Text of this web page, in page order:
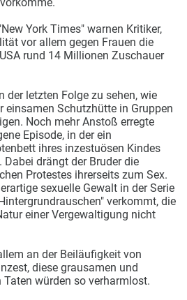
York Times" warnen Kritiker,
vor allem gegen Frauen die
rund 14 Millionen Zuschauer
der letzten Folge zu sehen, wie
einsamen Schutzhütte in Gruppen
Noch mehr Anstoß erregte
Episode, in der ein
ihres inzestuösen Kindes
Dabei drängt der Bruder die
Protestes ihrerseits zum Sex.
sexuelle Gewalt in der Serie
verkommt, die
einer Vergewaltigung nicht
an der Beiläufigkeit von
diese grausamen und
würden so verharmlost.